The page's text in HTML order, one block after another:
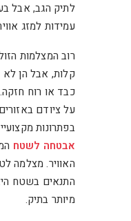
לתיק הגב, אבל
עמידות למזג
רוב המצלמות
קלות, אבל הן
כבד או רוח
על ציודם
בפתרונות
אבטחה לשטח
האוויר. מצלמה
התנאים בשטח
מיותר בתיק.